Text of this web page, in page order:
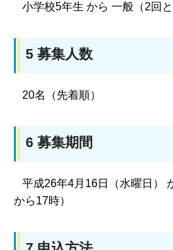
小学校5年生 から 一般（2回と
5 募集人数
20名（先着順）
6 募集期間
平成26年4月16日（水曜日）
から17時）